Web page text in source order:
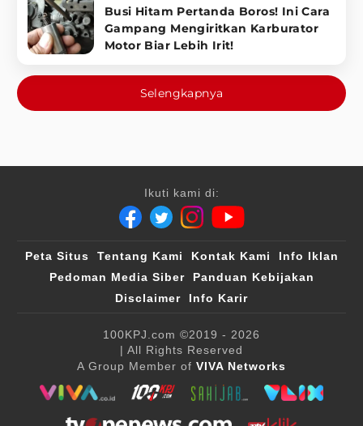
Busi Hitam Pertanda Boros! Ini Cara
Gampang Mengiritkan Karburator
Motor Biar Lebih Irit!
Selengkapnya
Ikuti kami di:
Peta Situs Tentang Kami Kontak Kami
Info Iklan
Pedoman Media Siber
Panduan Kebijakan
Disclaimer
Info Karir
100KPJ.com ©2019 - 2026
| All Rights Reserved
A Group Member of VIVA Networks